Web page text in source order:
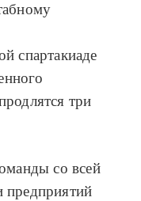
спартакиаде
три
со всей
предприятий